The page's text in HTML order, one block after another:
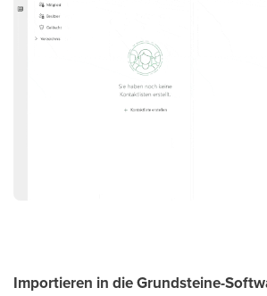
Importieren in die Grundsteine-